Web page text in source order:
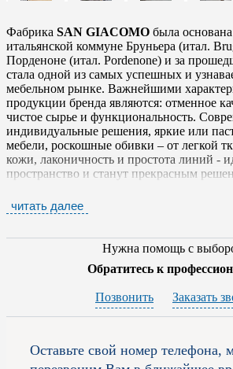
Фабрика SAN GIACOMO была
итальянской коммуне Бруньера (итал.
Порденоне (итал. Pordenone) и за
стала одной из самых успешных и
мебельном рынке. Важнейшими
продукции бренда являются: отменное
чистое сырье и функциональность.
индивидуальные решения, яркие или
мебели, роскошные обивки – от легкой
кожи, лаконичность и простота линий -
пространство и станут прекрасным
Внешне мебель
— черное, белое и "деревянное". Обивки
безупречный вкус, оригинальный дизайн,
мебель сконструирована по модульному
позволяет менять обстановку в жилом
На фабрике используются различные
читать далее
Нужна помощь с
Обратитесь к
Позвонить Заказать
Оставьте свой номер телефона,